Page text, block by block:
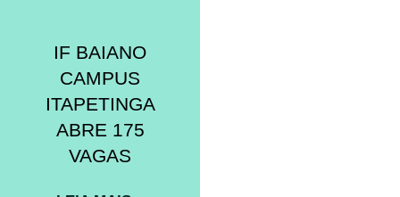
IF BAIANO
CAMPUS
ITAPETINGA
ABRE 175
VAGAS